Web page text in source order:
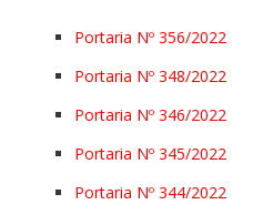
Portaria Nº 356/2022
Portaria Nº 348/2022
Portaria Nº 346/2022
Portaria Nº 345/2022
Portaria Nº 344/2022